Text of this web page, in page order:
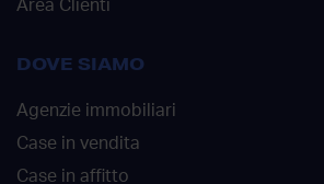
Area Clienti
DOVE SIAMO
Agenzie immobiliari
Case in vendita
Case in affitto